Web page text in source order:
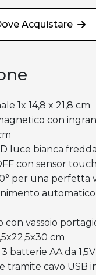
Acquistare
1x 14,8 x 21,8 cm
con
luce bianca fredda
con sensor touch
per una perfetta
automatico
con vassoio
cm
batterie AA da
tramite cavo USB